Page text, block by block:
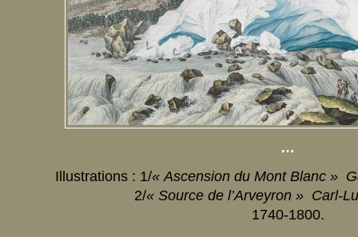
…
Illustrations : 1/« Ascension du Mont Blanc »
2/« Source de l’Arveyron » Carl-
1740-1800.